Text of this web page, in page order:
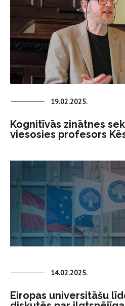
19.02.2025.
Kognitīvās zinātnes
viesosies profesors
14.02.2025.
Eiropas universitāšu